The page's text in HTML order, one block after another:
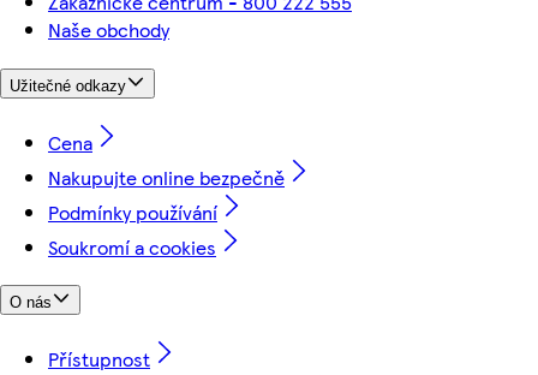
Naše obchody
Užitečné odkazy
Cena
Nakupujte online bezpečně
Podmínky používání
Soukromí a cookies
O nás
Přístupnost